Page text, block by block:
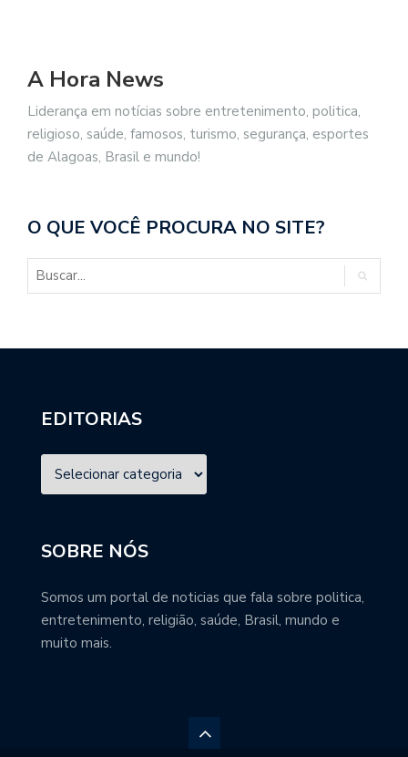
A Hora News
Liderança em notícias sobre entretenimento, politica,
religioso, saúde, famosos, turismo, segurança, esportes
de Alagoas, Brasil e mundo!
O QUE VOCÊ PROCURA NO SITE?
EDITORIAS
SOBRE NÓS
Somos um portal de noticias que fala sobre politica,
entretenimento, religião, saúde, Brasil, mundo e
muito mais.